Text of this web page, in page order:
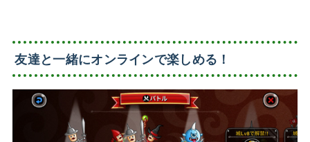
友達と一緒にオンラインで楽しめる！